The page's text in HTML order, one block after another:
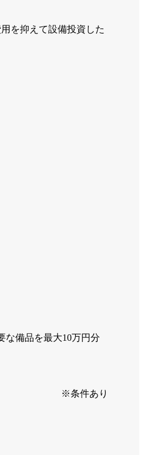
を抑えて設備投資した
な備品を最大10万円分
※条件あり